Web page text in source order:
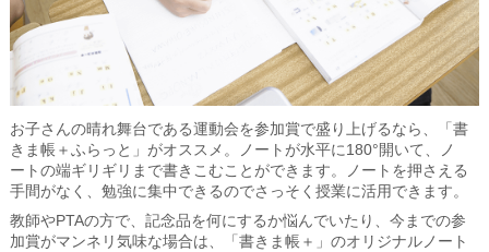
お子さんの晴れ舞台である運動会を参加賞で盛り上げるなら、「書
きま帳＋ふらっと」がオススメ。ノートが水平に180°開いて、ノ
ートの端ギリギリまで書きこむことができます。ノートを押さえる
手間がなく、勉強に集中できるのでさっそく授業に活用できます。
教師やPTAの方で、記念品を何にするか悩んでいたり、今までの参
加賞がマンネリ気味な場合は、「書きま帳＋」のオリジナルノート